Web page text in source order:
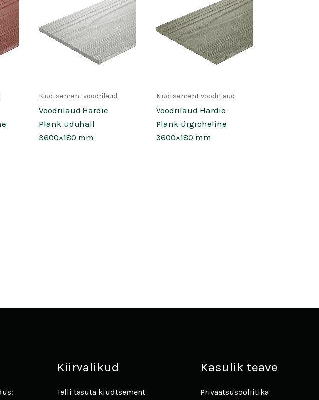
Kiudtsement voodrilaud
Voodrilaud Hardie
Plank uduhall
3600×180 mm
Kiudtsement voodrilaud
Voodrilaud Hardie
Plank ürgroheline
3600×180 mm
Kiirvalikud
Telli tasuta kiudtsement
Kasulik teave
Privaatsuspoliitika